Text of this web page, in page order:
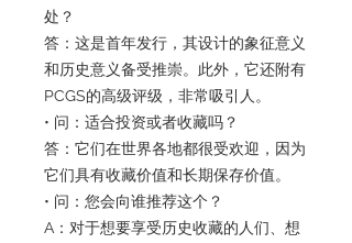
处？
答：这是首年发行，其设计的象征意义
和历史意义备受推崇。此外，它还附有
PCGS的高级评级，非常吸引人。
• 问：适合投资或者收藏吗？
答：它们在世界各地都很受欢迎，因为
它们具有收藏价值和长期保存价值。
• 问：您会向谁推荐这个？
A：对于想要享受历史收藏的人们、想